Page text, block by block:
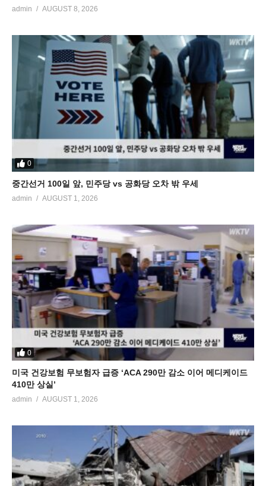
admin AUGUST 8, 2026
0
중간선거 100일 앞, 민주당 vs 공화당 오차 밖 우세
admin AUGUST 1, 2026
0
미국 건강보험 무보험자 급증 ‘ACA 290만 감소 이어 메디케이드
410만 상실’
admin AUGUST 1, 2026